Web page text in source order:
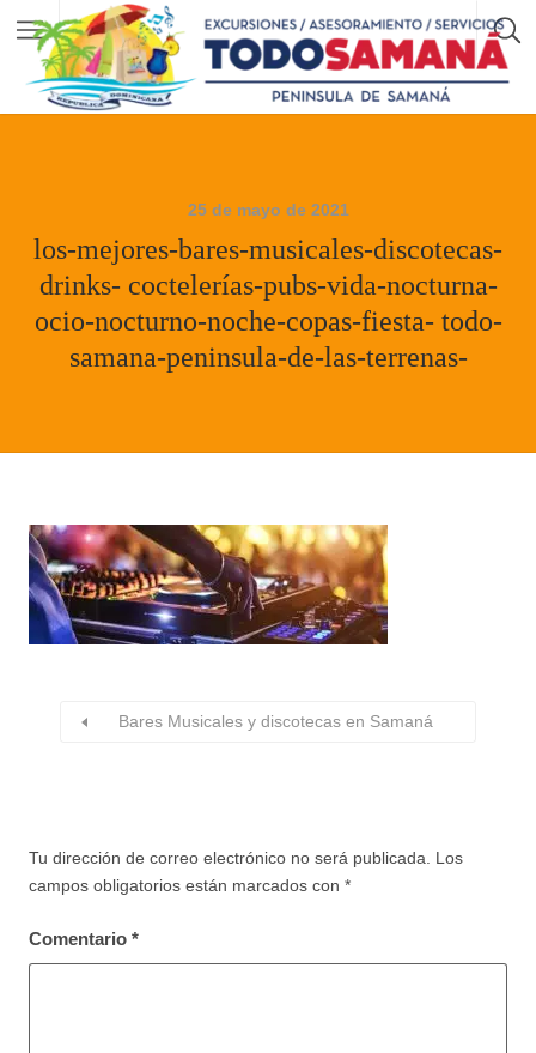
25 de mayo de 2021
los-mejores-bares-musicales-discotecas-
drinks- coctelerías-pubs-vida-nocturna-
ocio-nocturno-noche-copas-fiesta- todo-
samana-peninsula-de-las-terrenas-
Bares Musicales y discotecas en Samaná
Tu dirección de correo electrónico no será publicada.
Los
campos obligatorios están marcados con *
Comentario *